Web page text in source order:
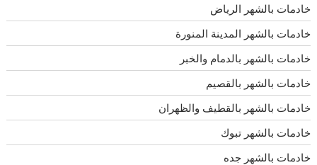
خادمات بالشهر الرياض
خادمات بالشهر المدينة المنورة
خادمات بالشهر بالدمام والخبر
خادمات بالشهر بالقصيم
خادمات بالشهر بالقطيف والظهران
خادمات بالشهر تبوك
خادمات بالشهر جده